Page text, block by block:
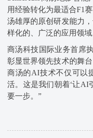
用经验转化为最适合F1
汤雄厚的原创研发能力
样化的、广泛的应用领域
商汤科技国际业务首席
彰显世界领先技术的舞
商汤的AI技术不仅可以
活。这是我们朝着‘让AI
要一步。”